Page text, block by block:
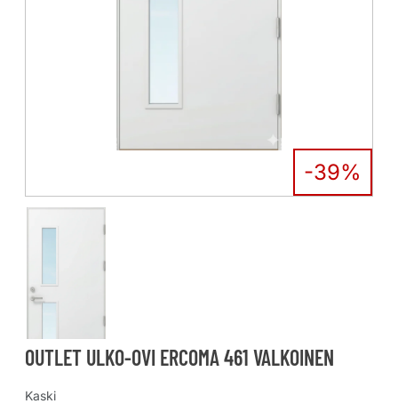
-39%
OUTLET ULKO-OVI ERCOMA 461 VALKOINEN
Kaski